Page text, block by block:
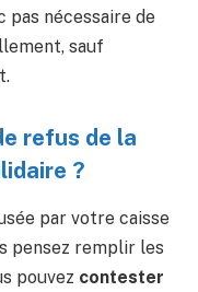
pas nécessaire de
sauf
refus de la
?
par votre caisse
pensez remplir les
pouvez contester